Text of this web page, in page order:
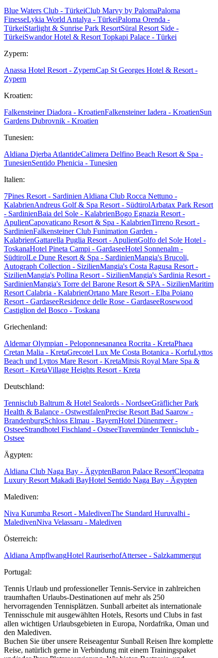
Blue Waters Club - TürkeiClub Marvy by PalomaPaloma
FinesseLykia World Antalya - TürkeiPaloma Orenda -
TürkeiStarlight & Sunrise Park ResortSüral Resort Side -
TürkeiSwandor Hotel & Resort Topkapi Palace - Türkei
Zypern:
Anassa Hotel Resort - ZypernCap St Georges Hotel & Resort -
Zypern
Kroatien:
Falkensteiner Diadora - KroatienFalkensteiner Iadera - KroatienSun
Gardens Dubrovnik - Kroatien
Tunesien:
Aldiana Djerba AtlantideCalimera Delfino Beach Resort & Spa -
TunesienSentido Phenicia - Tunesien
Italien:
7Pines Resort - Sardinien Aldiana Club Rocca Nettuno -
KalabrienAndreus Golf & Spa Resort - SüdtirolArbatax Park Resort
- SardinienBaia del Sole - KalabrienBogo Egnazia Resort -
ApulienCapovaticano Resort & Spa - KalabrienTirreno Resort -
SardinienFalkensteiner Club Funimation Garden -
KalabrienGattarella Puglia Resort - ApulienGolfo del Sole Hotel -
ToskanaHotel Pineta Campi - GardaseeHotel Sonnenalm -
SüdtirolLe Dune Resort & Spa - SardinienMangia's Brucoli,
Autograph Collection - SizilienMangia's Costa Ragusa Resort -
SizilienMangia's Pollina Resort - SizilienMangia's Sardinia Resort -
SardinienMangia's Torre del Barone Resort & SPA - SizilienMaritim
Resort Calabria - KalabrienOrtano Mare Resort - Elba Poiano
Resort - GardaseeResidence delle Rose - GardaseeRosewood
Castiglion del Bosco - Toskana
Griechenland:
Aldemar Olympian - Peloponnesananea Rocrita - KretaPhaea
Cretan Malia - KretaGrecotel Lux Me Costa Botanica - KorfuLyttos
Beach und Lyttos Mare Resort - KretaMitsis Royal Mare Spa &
Resort - KretaVillage Heights Resort - Kreta
Deutschland:
Tennisclub Baltrum & Hotel Sealords - NordseeGräflicher Park
Health & Balance - OstwestfalenPrecise Resort Bad Saarow -
BrandenburgSchloss Elmau - BayernHotel Dünenmeer -
OstseeStrandhotel Fischland - OstseeTravemünder Tennisclub -
Ostsee
Ägypten:
Aldiana Club Naga Bay - ÄgyptenBaron Palace ResortCleopatra
Luxury Resort Makadi BayHotel Sentido Naga Bay - Ägypten
Malediven:
Niva Kurumba Resort - MaledivenThe Standard Huruvalhi -
MaledivenNiva Velassaru - Malediven
Österreich:
Aldiana AmpflwangHotel RauriserhofAttersee - Salzkammergut
Portugal:
Tennis Urlaub und professioneller Tennis-Service in zahlreichen
traumhaften Urlaubs-Destinationen auf mehr als 250
hervorragenden Tennisplätzen. Sunball arbeitet als internationale
Tennisschule mit ausgewählten Hotels, Resorts und Clubs in fast
allen wichtigen Urlaubsgebieten in Europa, Nordafrika, Oman und
den Malediven.
Buchen Sie über unsere Reiseagentur Sunball Reisen Ihre komplette
Reise, natürlich gerne in Verbindung mit einem Trainingspaket